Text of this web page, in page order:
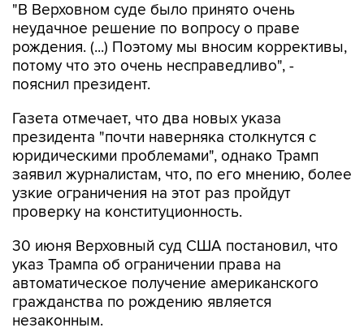
"В Верховном суде было принято очень
неудачное решение по вопросу о праве
рождения. (...) Поэтому мы вносим коррективы,
потому что это очень несправедливо", -
пояснил президент.
Газета отмечает, что два новых указа
президента "почти наверняка столкнутся с
юридическими проблемами", однако Трамп
заявил журналистам, что, по его мнению, более
узкие ограничения на этот раз пройдут
проверку на конституционность.
30 июня Верховный суд США постановил, что
указ Трампа об ограничении права на
автоматическое получение американского
гражданства по рождению является
незаконным.